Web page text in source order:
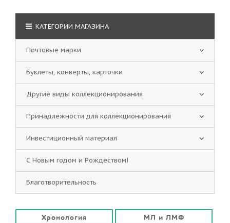
Хронология МЛ и ЛМФ
КАТЕГОРИИ МАГАЗИНА
Почтовые марки
Буклеты, конверты, карточки
Другие виды коллекционирования
Принадлежности для коллекционирования
Инвестиционный материал
С Новым годом и Рождеством!
Благотворительность